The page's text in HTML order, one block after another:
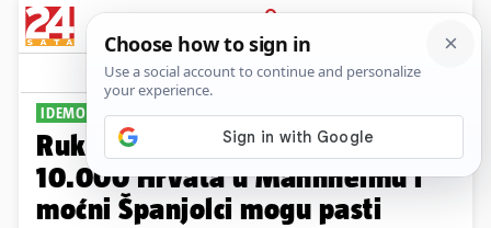
PRIJAVA
Sport Komentari
IDEMO PO POBJEDU PLUS+
Rukometaši, vi ste na redu! Uz
10.000 Hrvata u Mannheimu i
moćni Španjolci mogu pasti